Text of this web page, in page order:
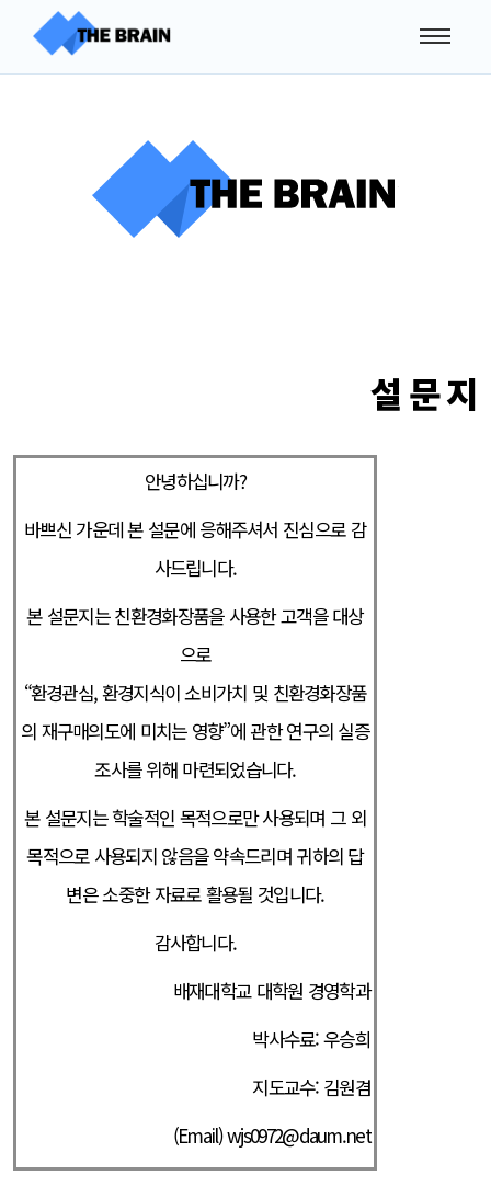
설 문 지
안녕하십니까?
바쁘신 가운데 본 설문에 응해주셔서 진심으로 감
사드립니다.
본 설문지는 친환경화장품을 사용한 고객을 대상
으로
“환경관심, 환경지식이 소비가치 및 친환경화장품
의 재구매의도에 미치는 영향”에 관한 연구의 실증
조사를 위해 마련되었습니다.
본 설문지는 학술적인 목적으로만 사용되며 그 외
목적으로 사용되지 않음을 약속드리며 귀하의 답
변은 소중한 자료로 활용될 것입니다.
감사합니다.
배재대학교 대학원 경영학과
박사수료: 우승희
지도교수: 김원겸
(Email) wjs0972@daum.net